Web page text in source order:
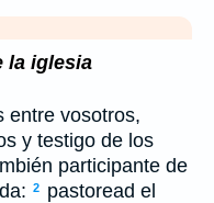
la iglesia
entre vosotros,
y testigo de los
participante de
2
pastoread el